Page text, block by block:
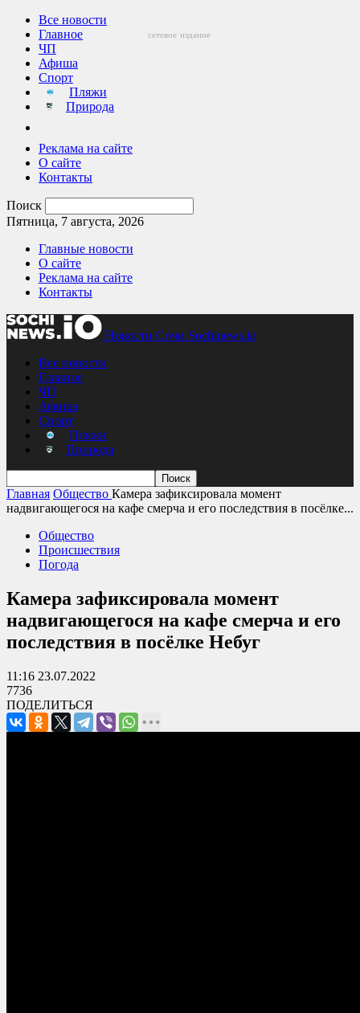
Все новости
Главное
ЧП
Афиша
Спорт
Пляжи
Природа
Реклама на сайте
О сайте
Контакты
Поиск
Пятница, 7 августа, 2026
Главные новости
О сайте
Реклама на сайте
Контакты
Новости Сочи Sochinews.io
сетевое издание
Все новости
Главное
ЧП
Афиша
Спорт
Пляжи
Природа
Главная Общество Камера зафиксировала момент
надвигающегося на кафе смерча и его последствия в посёлке...
Общество
Происшествия
Погода
Камера зафиксировала момент
надвигающегося на кафе смерча и его
последствия в посёлке Небуг
11:16 23.07.2022
7736
ПОДЕЛИТЬСЯ